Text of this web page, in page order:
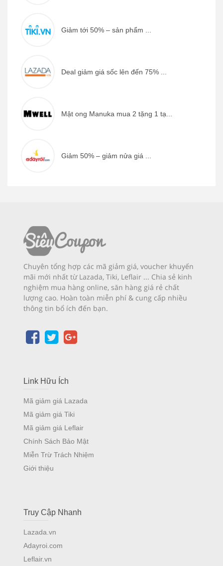
Giảm tới 50% – sản phẩm ...
Deal giảm giá sốc lên đến 75% ...
Mật ong Manuka mua 2 tặng 1 tạ...
Giảm 50% – giảm nửa giá ...
Chuyên tổng hợp các mã giảm giá, voucher khuyến
mãi mới nhất từ Lazada, Tiki, Leflair ... Chia sẻ kinh
nghiệm mua hàng online, săn hàng giá rẻ chất
lượng cao. Hoàn toàn miễn phí & cung cấp nhiều
thông tin bổ ích đến bạn.
Link Hữu Ích
Mã giảm giá Lazada
Mã giảm giá Tiki
Mã giảm giá Leflair
Chính Sách Bảo Mật
Miễn Trừ Trách Nhiệm
Giới thiệu
Truy Cập Nhanh
Lazada.vn
Adayroi.com
Leflair.vn